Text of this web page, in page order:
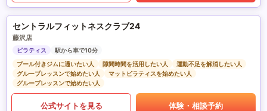
セントラルフィットネスクラブ24
藤沢店
ピラティス
駅から車で10分
プール付きジムに通いたい人
隙間時間を活用したい人
運動不足を解消したい人
グループレッスンで始めたい人
マットピラティスを始めたい人
グループレッスンで始めたい人
公式サイトを見る 体験・相談予約